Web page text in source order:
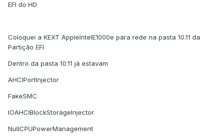
EFI do HD
Coloquei a KEXT AppleIntelE1000e para rede na pasta 10.11 da
Partição EFI
Dentro da pasta 10.11 já estavam
AHCIPortInjector
FakeSMC
IOAHCIBlockStorageInjector
NullCPUPowerManagement